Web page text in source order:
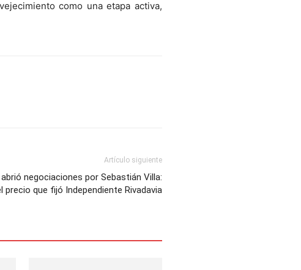
como una etapa activa,
Artículo siguiente
negociaciones por Sebastián Villa:
precio que fijó Independiente Rivadavia